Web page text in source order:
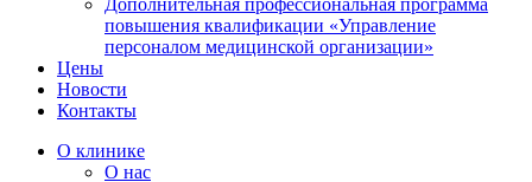
Дополнительная профессиональная программа
повышения квалификации «Управление
персоналом медицинской организации»
Цены
Новости
Контакты
О клинике
О нас